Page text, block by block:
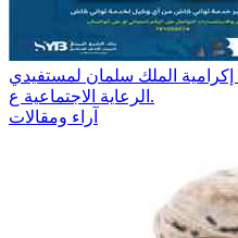
الملك سلمان لمستفيدي
الرعاية الاجتماعية ع.
آراء ومقالات